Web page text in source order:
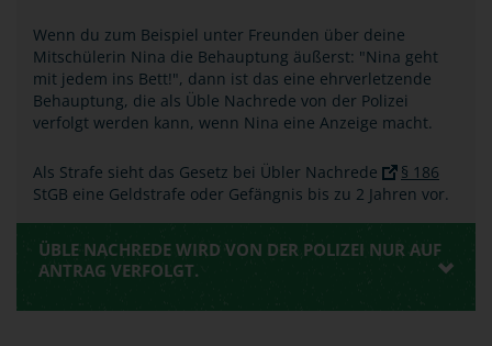
Wenn du zum Beispiel unter Freunden über deine
Mitschülerin Nina die Behauptung äußerst: "Nina geht
mit jedem ins Bett!", dann ist das eine ehrverletzende
Behauptung, die als Üble Nachrede von der Polizei
verfolgt werden kann, wenn Nina eine Anzeige macht.
Als Strafe sieht das Gesetz bei Übler Nachrede
§ 186
StGB eine Geldstrafe oder Gefängnis bis zu 2 Jahren vor.
ÜBLE NACHREDE WIRD VON DER POLIZEI NUR AUF
ANTRAG VERFOLGT.